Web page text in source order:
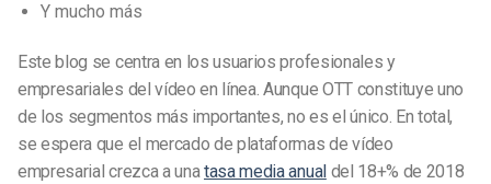
Y mucho más
Este blog se centra en los usuarios profesionales y
empresariales del vídeo en línea. Aunque OTT constituye uno
de los segmentos más importantes, no es el único. En total,
se espera que el mercado de plataformas de vídeo
empresarial crezca a unatasa media anual del 18+% de 2018